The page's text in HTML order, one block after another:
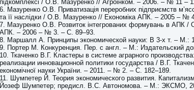
підкомплексі / О.В. Мазуренко // Агроінком. – 2006. – № 11 –
6. Мазуренко О.В. Приватизація переробних підприємств
та її наслідки / О.В. Мазуренко // Економіка АПК. – 2005 – №
7. Мазуренко О.В. Розвиток інтегрованих формувань в АПК /
АПК. – 2006 – № 3. – С. 89–93.
8. Маршалл А. Принципы экономической науки: В 3-х т. – М.:
9. Портер М. Конкуренция. Пер. с англ. – М.: Издательский
10. Ткаченко В.Г. Кластеры в системе аграрного
реализации инновационной политики государства / В.Г.
економічної науки України. – 2011. – № 2. – С. 182–189.
11. Шумпетер Й. Теория экономического развития.
Йозеф Шумпетер; предисл. В.С. Автономова. – М.: ЭКСМО,